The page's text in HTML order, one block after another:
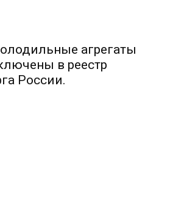
агрегаты
в реестр
России.